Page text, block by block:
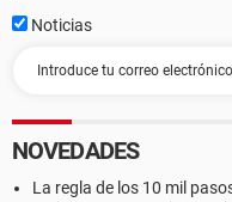
Noticias
NOVEDADES
La regla de los 10 mil